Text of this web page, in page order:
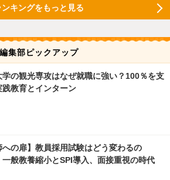
ンキングをもっと見る
編集部ピックアップ
学の観光専攻はなぜ就職に強い？100％を支
践教育とインターン
への扉】教員採用試験はどう変わるの
般教養縮小とSPI導入、面接重視の時代